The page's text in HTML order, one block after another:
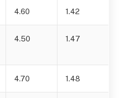
4.60 1.42
4.50 1.47
4.70 1.48